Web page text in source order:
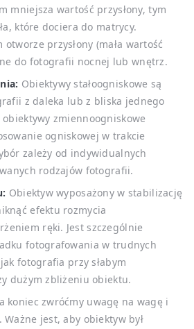
mniejsza wartość przysłony, tym
które dociera do matrycy.
przysłony (mała wartość
do fotografii nocnej lub wnętrz.
Obiektywy stałoogniskowe są
z daleka lub z bliska jednego
zmiennoogniskowe
ogniskowej w trakcie
zależy od indywidualnych
rodzajów fotografii.
Obiektyw wyposażony w stabilizację
efektu rozmycia
ręki. Jest szczególnie
fotografowania w trudnych
fotografia przy słabym
dużym zbliżeniu obiektu.
koniec zwróćmy uwagę na wagę i
jest, aby obiektyw był